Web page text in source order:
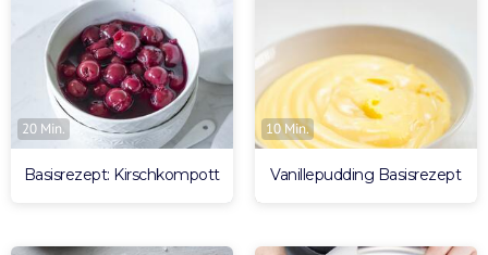
20 Min.
Basisrezept: Kirschkompott
10 Min.
Vanillepudding Basisrezept